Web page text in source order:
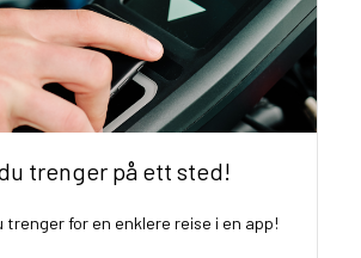
trenger på ett sted!
trenger for en enklere reise i en app!